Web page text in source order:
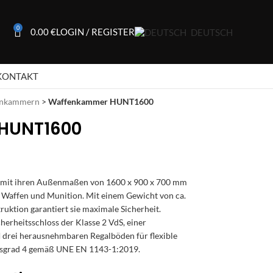
0 0.00€LOGIN / REGISTER DEUTSCH
> Waffenkammer HUNT1600
ihren Außenmaßen von 1600 x 900 x 700 mm
und Munition. Mit einem Gewicht von ca.
garantiert sie maximale Sicherheit.
der Klasse 2 VdS, einer
herausnehmbaren Regalböden für flexible
4 gemäß UNE EN 1143-1:2019.